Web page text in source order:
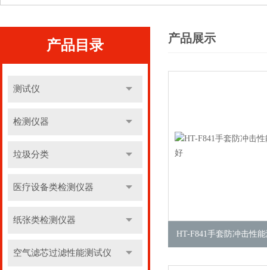
产品目录
测试仪
检测仪器
垃圾分类
医疗设备类检测仪器
纸张类检测仪器
空气滤芯过滤性能测试仪
产品展示
HT-F841手套防冲击性